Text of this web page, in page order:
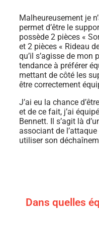
Malheureusement je
permet d’être le
possède 2 pièces «
et 2 pièces « Rideau
qu’il s’agisse de mon
tendance à préférer
mettant de côté les
être correctement
J’ai eu la chance
et de ce fait, j’ai
Bennett. Il s’agit là
associant de
utiliser son
Dans quelles